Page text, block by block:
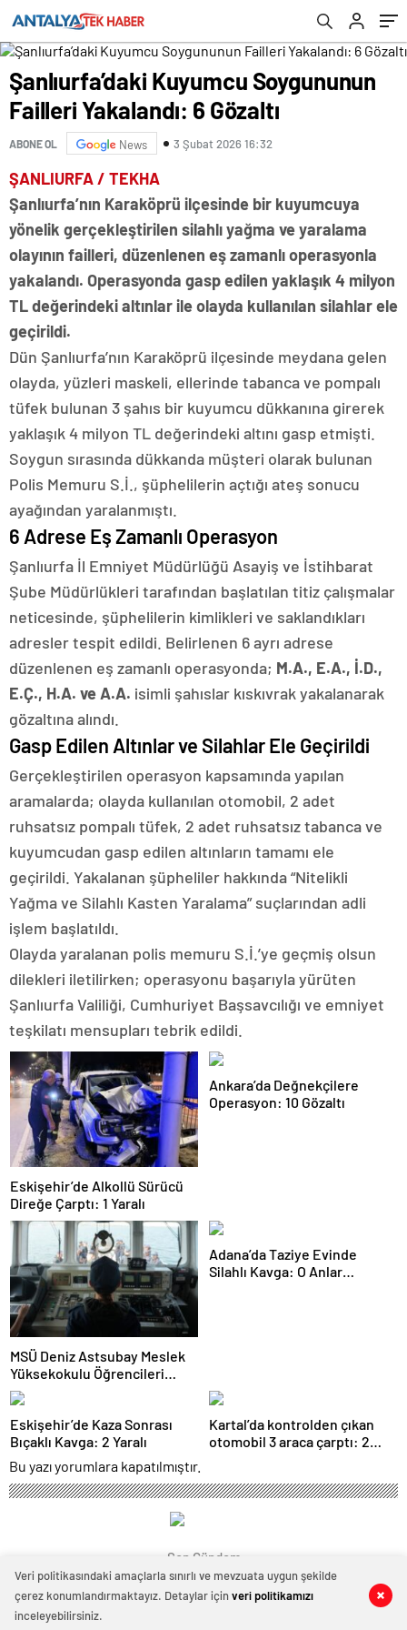
Şanlıurfa’daki Kuyumcu Soygununun
Failleri Yakalandı: 6 Gözaltı
ABONE OL News 3 Şubat 2026 16:32
0 0
ŞANLIURFA / TEKHA
Şanlıurfa’nın Karaköprü ilçesinde bir kuyumcuya
yönelik gerçekleştirilen silahlı yağma ve yaralama
olayının failleri, düzenlenen eş zamanlı operasyonla
yakalandı. Operasyonda gasp edilen yaklaşık 4 milyon
TL değerindeki altınlar ile olayda kullanılan silahlar ele
geçirildi.
Dün Şanlıurfa’nın Karaköprü ilçesinde meydana gelen
olayda, yüzleri maskeli, ellerinde tabanca ve pompalı
tüfek bulunan 3 şahıs bir kuyumcu dükkanına girerek
yaklaşık 4 milyon TL değerindeki altını gasp etmişti.
Soygun sırasında dükkanda müşteri olarak bulunan
Polis Memuru S.İ., şüphelilerin açtığı ateş sonucu
ayağından yaralanmıştı.
6 Adrese Eş Zamanlı Operasyon
Şanlıurfa İl Emniyet Müdürlüğü Asayiş ve İstihbarat
Şube Müdürlükleri tarafından başlatılan titiz çalışmalar
neticesinde, şüphelilerin kimlikleri ve saklandıkları
adresler tespit edildi. Belirlenen 6 ayrı adrese
düzenlenen eş zamanlı operasyonda; M.A., E.A., İ.D.,
E.Ç., H.A. ve A.A. isimli şahıslar kıskıvrak yakalanarak
gözaltına alındı.
Gasp Edilen Altınlar ve Silahlar Ele Geçirildi
Gerçekleştirilen operasyon kapsamında yapılan
aramalarda; olayda kullanılan otomobil, 2 adet
ruhsatsız pompalı tüfek, 2 adet ruhsatsız tabanca ve
kuyumcudan gasp edilen altınların tamamı ele
geçirildi. Yakalanan şüpheliler hakkında “Nitelikli
Yağma ve Silahlı Kasten Yaralama” suçlarından adli
işlem başlatıldı.
Olayda yaralanan polis memuru S.İ.’ye geçmiş olsun
dilekleri iletilirken; operasyonu başarıyla yürüten
Şanlıurfa Valiliği, Cumhuriyet Başsavcılığı ve emniyet
teşkilatı mensupları tebrik edildi.
Eskişehir’de Alkollü Sürücü
Direğe Çarptı: 1 Yaralı
Ankara’da Değnekçilere
Operasyon: 10 Gözaltı
MSÜ Deniz Astsubay Meslek
Yüksekokulu Öğrencileri
Geleceğe Hazırlanıyor
Adana’da Taziye Evinde
Silahlı Kavga: O Anlar
Eskişehir’de Kaza Sonrası
Bıçaklı Kavga: 2 Yaralı
Kartal’da kontrolden çıkan
otomobil 3 araca çarptı: 2
Bu yazı yorumlara kapatılmıştır.
Son Gündem
Veri politikasındaki amaçlarla sınırlı ve mevzuata uygun şekilde
çerez konumlandırmaktayız. Detaylar içinveri politikamızı
inceleyebilirsiniz.